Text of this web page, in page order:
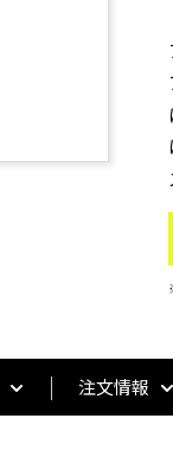
注文情報